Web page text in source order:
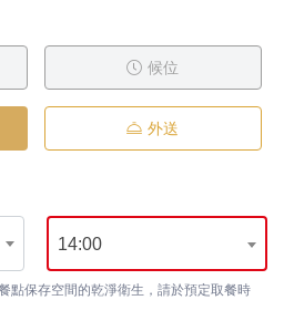
候位
外送
14:00
點保存空間的乾淨衛生，請於預定取餐時